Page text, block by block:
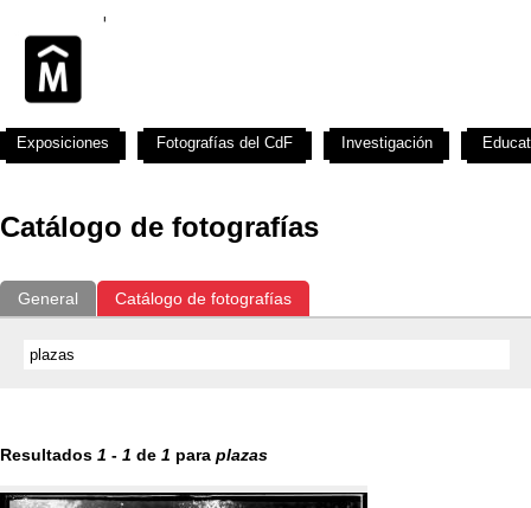
Catálogo de fotografías
General Catálogo de fotografías
Resultados 1 - 1 de 1 para plazas
Exposiciones Fotografías del CdF Investigación